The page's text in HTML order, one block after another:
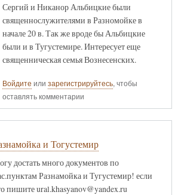
Сергий и Никанор Альбицкие были
священнослужителями в Разномойке в
начале 20 в. Так же вроде бы Альбицкие
были и в Тугустемире. Интересует еще
священническая семья Вознесенских.
Войдите или зарегистрируйтесь, чтобы
оставлять комментарии
и Тогустемир
достать много документов по
Разнамойка и Тугустемир! если
пишите ural.khasyanov@yandex.ru